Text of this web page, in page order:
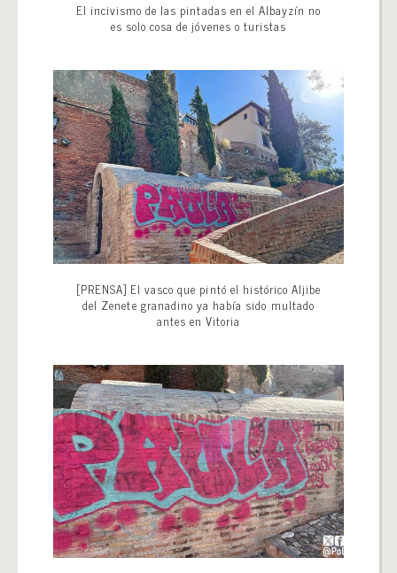
El incivismo de las pintadas en el Albayzín no
es solo cosa de jóvenes o turistas
[PRENSA] El vasco que pintó el histórico Aljibe
del Zenete granadino ya había sido multado
antes en Vitoria